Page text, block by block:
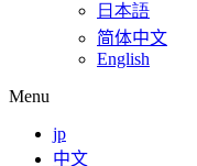
日本語
简体中文
English
Menu
jp
中文